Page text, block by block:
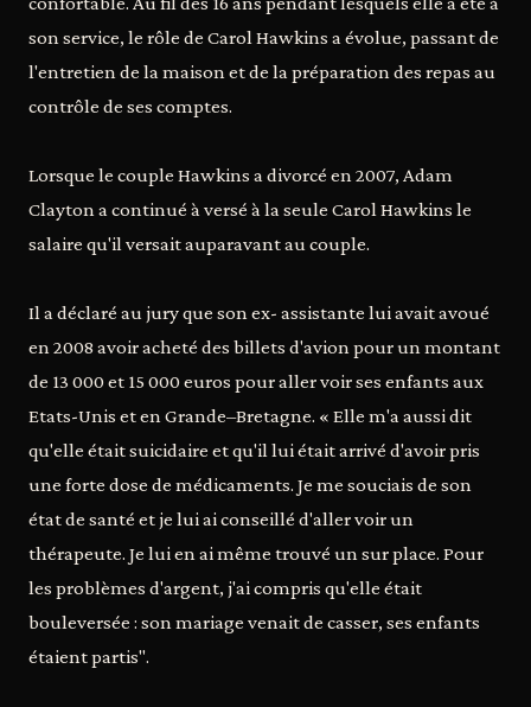
son service, le rôle de Carol Hawkins a évolue, passant de
l'entretien de la maison et de la préparation des repas au
contrôle de ses comptes.
Lorsque le couple Hawkins a divorcé en 2007, Adam
Clayton a continué à versé à la seule Carol Hawkins le
salaire qu'il versait auparavant au couple.
Il a déclaré au jury que son ex- assistante lui avait avoué
en 2008 avoir acheté des billets d'avion pour un montant
de 13 000 et 15 000 euros pour aller voir ses enfants aux
Etats-Unis et en Grande–Bretagne. « Elle m'a aussi dit
qu'elle était suicidaire et qu'il lui était arrivé d'avoir pris
une forte dose de médicaments. Je me souciais de son
état de santé et je lui ai conseillé d'aller voir un
thérapeute. Je lui en ai même trouvé un sur place. Pour
les problèmes d'argent, j'ai compris qu'elle était
bouleversée : son mariage venait de casser, ses enfants
étaient partis".